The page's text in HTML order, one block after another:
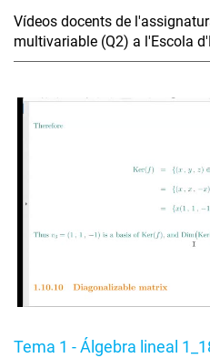
Vídeos docents de
multivariable (Q2) a l'Escola
Tema 1 - Álgebra lineal